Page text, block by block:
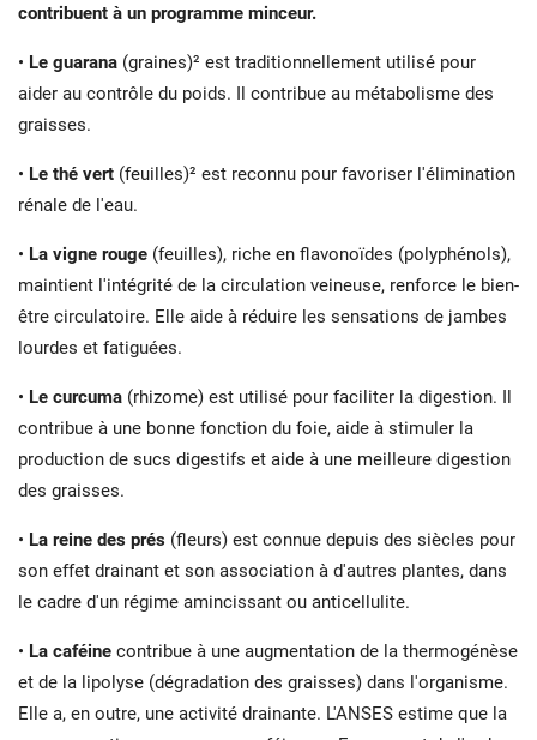
contribuent à un programme minceur.
• Le guarana (graines)² est traditionnellement utilisé pour
aider au contrôle du poids. Il contribue au métabolisme des
graisses.
• Le thé vert (feuilles)² est reconnu pour favoriser l'élimination
rénale de l'eau.
• La vigne rouge (feuilles), riche en flavonoïdes (polyphénols),
maintient l'intégrité de la circulation veineuse, renforce le bien-
être circulatoire. Elle aide à réduire les sensations de jambes
lourdes et fatiguées.
• Le curcuma (rhizome) est utilisé pour faciliter la digestion. Il
contribue à une bonne fonction du foie, aide à stimuler la
production de sucs digestifs et aide à une meilleure digestion
des graisses.
• La reine des prés (fleurs) est connue depuis des siècles pour
son effet drainant et son association à d'autres plantes, dans
le cadre d'un régime amincissant ou anticellulite.
• La caféine contribue à une augmentation de la thermogénèse
et de la lipolyse (dégradation des graisses) dans l'organisme.
Elle a, en outre, une activité drainante. L'ANSES estime que la